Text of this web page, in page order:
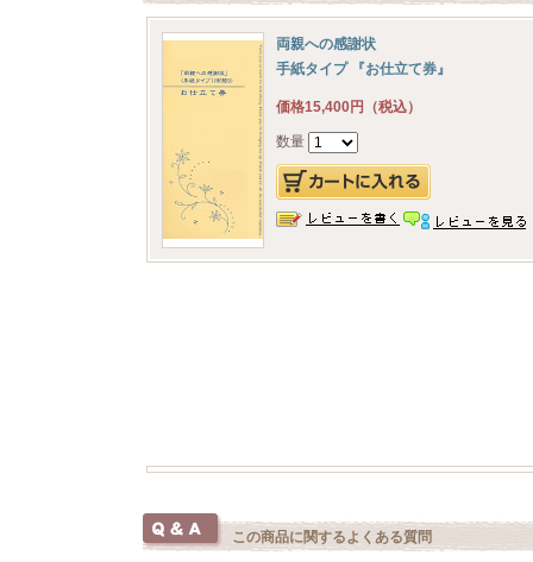
両親への感謝状
手紙タイプ 『お仕立て券』
価格15,400円（税込）
数量
この商品に関するよくある質問